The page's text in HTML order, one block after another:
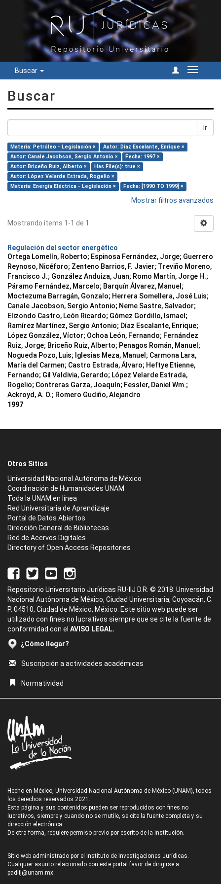
Buscar
Cambiar
Buscar
Ir
Materia: Petróleo - Legislación ×
Autor: Díaz Escalante, Enrique ×
Autor: Canale Jacobson, Sergio Antonio ×
Fecha: 1997 ×
Autor: Briceño Ruiz, Alberto ×
Has File(s): true ×
Autor: López Velarde Estrada, Rogelio ×
Materia: Energía Eléctrica - Legislación ×
Fecha: [1990 TO 1999] ×
Mostrar filtros avanzados
Mostrando ítems 1-1 de 1
Regulación del sector energético
Ortega Lomelín, Roberto; Espinosa Fernández, Jorge; Guerrero
Reynoso, Nicéforo; Zenteno Barrios, F. Javier; Treviño Moreno,
Francisco J.; González Anduiza, Juan; Romo Martín, Jorge H.;
Páramo Fernández, Marcelo; Barquín Álvarez, Manuel;
Moctezuma Barragán, Gonzalo; Herrera Somellera, José Luis;
Canale Jacobson, Sergio Antonio; Neme Sastre, Salvador;
Elizondo Castro, León Ricardo; Gómez Gordillo, Ismael;
Ramírez Martínez, Sergio Antonio; Díaz Escalante, Enrique;
López González, Víctor; Ochoa León, Fernando; Fernández
Ruiz, Jorge; Briceño Ruiz, Alberto; Penagos Román, Manuel;
Nogueda Pozo, Luis; Iglesias Meza, Manuel; Carmona Lara,
María del Carmen; Castro Estrada, Álvaro; Heftye Etienne,
Fernando; Gil Valdivia, Gerardo; López Velarde Estrada,
Rogelio; Contreras Garza, Joaquín; Fessler, Daniel Wm.;
Ackroyd, A. O.; Romero Gudiño, Alejandro
1997
Otros Sitios
Universidad Nacional Autónoma de México
Coordinación de Humanidades UNAM
Toda la UNAM en línea
Red Universitaria de Aprendizaje
Portal de Datos Abiertos
Dirección General de Bibliotecas
Red de Acervos Digitales
Directory of Open Access Repositories
Repositorio Universitario Jurídicas RU-IIJ D.R. © 2018. Universidad
Nacional Autónoma de México, Ciudad Universitaria, Coyoacán, C.
P. 04510, Ciudad de México, México. Este sitio web puede ser
utilizado con fines no lucrativos siempre que se cite la fuente de
conformidad con el AVISO LEGAL.
¿Cómo llegar?
Suscripción a actividades académicas
Normatividad
Hecho en México, Universidad Nacional Autónoma de México (UNAM), todos
los derechos reservados 2021.
Esta página y sus contenidos pueden ser reproducidos con fines no
lucrativos, siempre y cuando no se mutile, se cite la fuente completa y su
dirección electrónica.
De otra forma, requiere permiso previo por escrito de la institución.
Sitio web administrado por el Instituto de Investigaciones Jurídicas.
Cualquier asunto relacionado con este portal favor de dirigirse a:
padiij@unam.mx